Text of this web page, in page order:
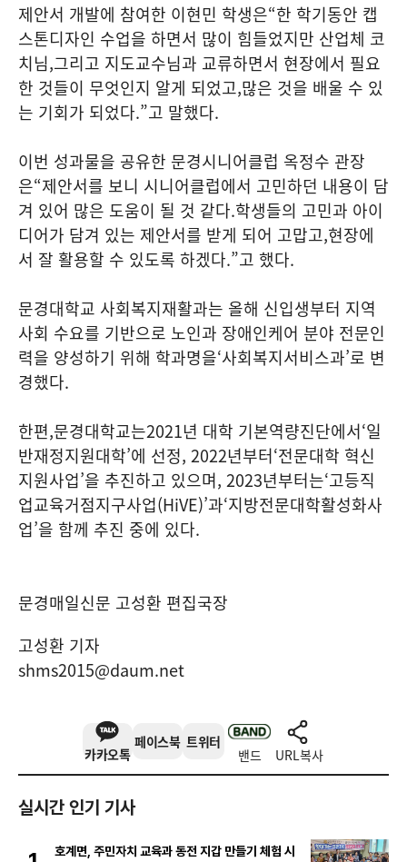
제안서 개발에 참여한 이현민 학생은“한 학기동안 캡
스톤디자인 수업을 하면서 많이 힘들었지만 산업체 코
치님,그리고 지도교수님과 교류하면서 현장에서 필요
한 것들이 무엇인지 알게 되었고,많은 것을 배울 수 있
는 기회가 되었다.”고 말했다.
이번 성과물을 공유한 문경시니어클럽 옥정수 관장
은“제안서를 보니 시니어클럽에서 고민하던 내용이 담
겨 있어 많은 도움이 될 것 같다.학생들의 고민과 아이
디어가 담겨 있는 제안서를 받게 되어 고맙고,현장에
서 잘 활용할 수 있도록 하겠다.”고 했다.
문경대학교 사회복지재활과는 올해 신입생부터 지역
사회 수요를 기반으로 노인과 장애인케어 분야 전문인
력을 양성하기 위해 학과명을‘사회복지서비스과’로 변
경했다.
한편,문경대학교는2021년 대학 기본역량진단에서‘일
반재정지원대학’에 선정, 2022년부터‘전문대학 혁신
지원사업’을 추진하고 있으며, 2023년부터는‘고등직
업교육거점지구사업(HiVE)’과‘지방전문대학활성화사
업’을 함께 추진 중에 있다.
문경매일신문 고성환 편집국장
고성환 기자
shms2015@daum.net
카카오톡
페이스북 트위터
밴드 URL복사
실시간 인기 기사
호계면, 주민자치 교육과 동전 지갑 만들기 체험 시